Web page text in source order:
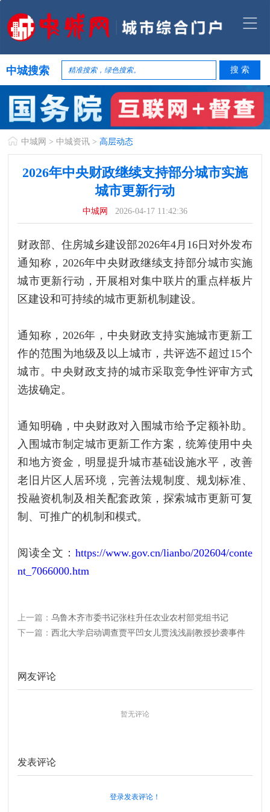
中城搜索
中城网 > 中城资讯 >高层动态
2026年中央财政继续支持部分城市实施
城市更新行动
中城网 2026-04-17 11:42:36
财政部、住房城乡建设部2026年4月16日对外发布
通知称，2026年中央财政继续支持部分城市实施
城市更新行动，开展相对集中联片的重点样板片
区建设和可持续的城市更新机制建设。
通知称，2026年，中央财政支持实施城市更新工
作的范围为地级及以上城市，共评选不超过15个
城市。中央财政支持的城市采取竞争性评审方式
选拔确定。
通知明确，中央财政对入围城市给予定额补助。
入围城市制定城市更新工作方案，统筹使用中央
和地方资金，明显提升城市基础设施水平，改善
老旧片区人居环境，完善法规制度、规划标准、
投融资机制及相关配套政策，探索城市更新可复
制、可推广的机制和模式。
阅读全文： https://www.gov.cn/lianbo/202604/conte
nt_7066000.htm
上一篇：乌鲁木齐市委书记张柱升任农业农村部党组书记
下一篇： 西北大学启动调查贾平凹女儿贾浅浅副教授抄袭事件
网友评论
暂无评论
发表评论
登录发表评论！